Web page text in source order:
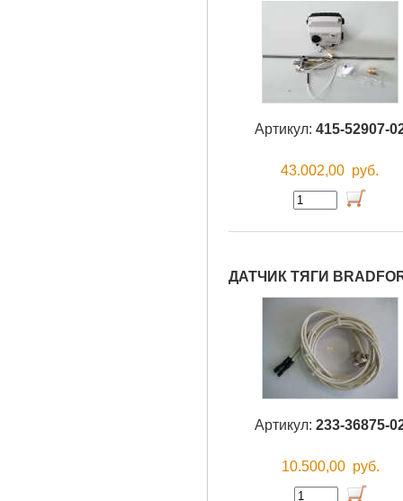
Артикул: 415-52907-
43.002,00 руб.
ДАТЧИК ТЯГИ
Артикул: 233-36875-
10.500,00 руб.